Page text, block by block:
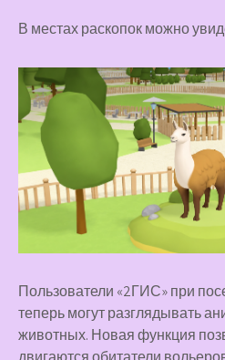
В местах раскопок можно
Пользователи «2ГИС» при
теперь могут разглядывать
животных. Новая функция